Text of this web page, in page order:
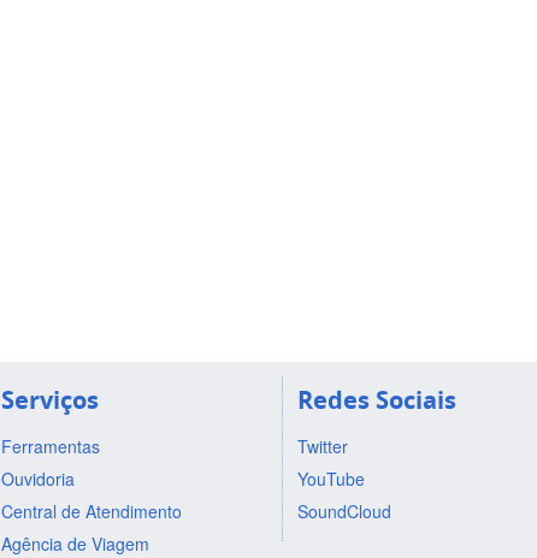
Serviços
Ferramentas
Ouvidoria
Central de Atendimento
Agência de Viagem
Redes Sociais
Twitter
YouTube
SoundCloud